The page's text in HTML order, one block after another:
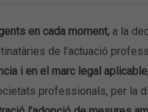
en cada moment,a la
de l’actuació
i en el marc legal
professionals, per la